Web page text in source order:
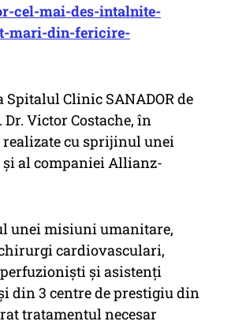
cel-mai-des-intalnite-
mari-din-fericire-
Clinic SANADOR de
Victor Costache, în
cu sprijinul unei
și al companiei Allianz-
unei misiuni umanitare,
cardiovasculari,
și asistenți
din 3 centre de prestigiu din
tratamentul necesar